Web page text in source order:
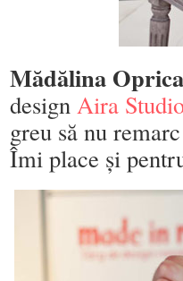
Mădălina Oprica
design Aira
greu să nu
Îmi place și